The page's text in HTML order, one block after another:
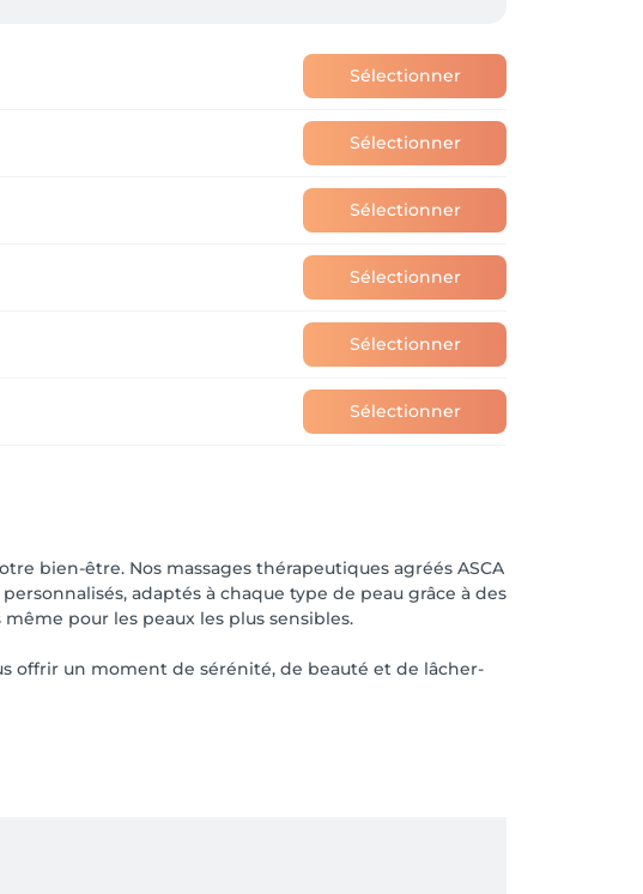
Sélectionner
Sélectionner
Sélectionner
Sélectionner
Sélectionner
Sélectionner
bien-être. Nos massages thérapeutiques agréés ASCA
adaptés à chaque type de peau grâce à des
pour les peaux les plus sensibles.
offrir un moment de sérénité, de beauté et de lâcher-